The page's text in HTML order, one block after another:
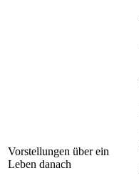
Vorstellungen über ein
Leben danach